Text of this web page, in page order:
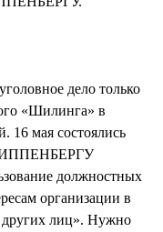
дело только
«Шилинга» в
16 мая состоялись
должностных
организации в
других лиц». Нужно